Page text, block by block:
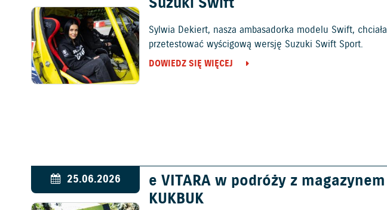
Sylwia Dekiert, nasza ambasadorka modelu Swift, chciała
przetestować wyścigową wersję Suzuki Swift Sport.
DOWIEDZ SIĘ WIĘCEJ
25.06.2026
e VITARA w podróży z magazynem
KUKBUK